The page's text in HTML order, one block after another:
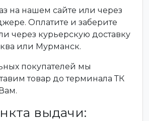
на нашем сайте или через
Оплатите и заберите
через курьерскую доставку
или Мурманск.
покупателей мы
товар до терминала ТК
выдачи: